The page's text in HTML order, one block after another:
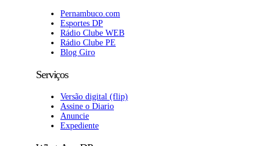
Pernambuco.com
Esportes DP
Rádio Clube WEB
Rádio Clube PE
Blog Giro
Serviços
Versão digital (flip)
Assine o Diario
Anuncie
Expediente